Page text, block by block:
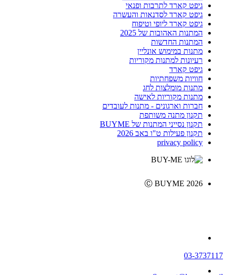
גיפט קארד לתרבות ופנאי
גיפט קארד לסדנאות והעשרה
גיפט קארד ליופי וטיפוח
המתנות האהובות של 2025
המתנות החדשות
מתנות במימוש אונליין
רעיונות למתנות מקוריות
גיפט קארד
חוויות משפחתיות
מתנות מומלצות לחג
מתנות מקוריות לאישה
חברות וארגונים - מתנות לעובדים
תקנון מתנה משותפת
תקנון נסייני המתנות של BUYME
תקנון פעילות ט"ו באב 2026
privacy policy
Ⓒ BUYME 2026
03-3737117